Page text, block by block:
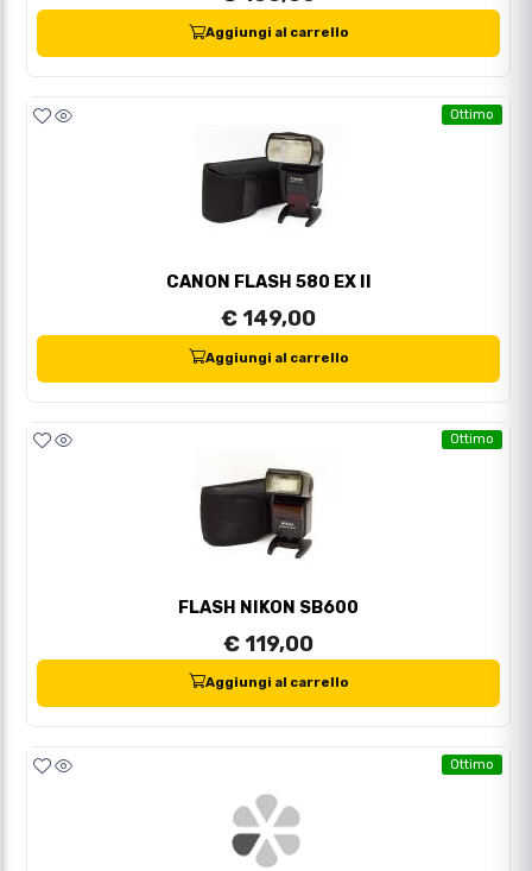
Aggiungi al carrello
Ottimo
CANON FLASH 580 EX II
€ 149,00
Aggiungi al carrello
Ottimo
FLASH NIKON SB600
€ 119,00
Aggiungi al carrello
Ottimo